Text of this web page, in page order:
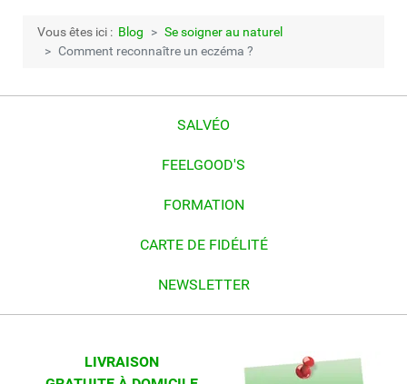
Vous êtes ici : Blog
Se soigner au naturel
Comment reconnaître un eczéma ?
SALVÉO
FEELGOOD'S
FORMATION
CARTE DE FIDÉLITÉ
NEWSLETTER
LIVRAISON